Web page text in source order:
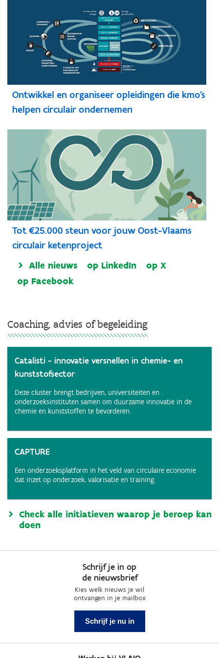
Ontwikkel en organiseer opleidingen die kmo's
helpen circulair ondernemen
Tot €25.000 steun voor jouw Oost-Vlaams
circulair ketenproject
Alle nieuws op LinkedIn
op X
op Facebook
Coaching, advies of begeleiding
Catalisti - innovatie versnellen in chemie- en
kunststofsector
Deze cluster brengt bedrijven, universiteiten en
onderzoeksinstituten samen om duurzame innovatie in de
chemie en kunststoffen te bevorderen.
CAPTURE
Een onderzoeksplatform in het veld van circulaire economie
dat inzet op onderzoek, valorisatie en training.
Check alle initiatieven waarop je beroep kan
doen
Schrijf je in op
de nieuwsbrief
Kies welk nieuws je wil
ontvangen in je mailbox
Schrijf je nu in